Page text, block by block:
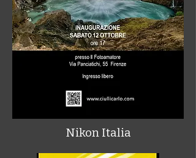
Nikon Italia